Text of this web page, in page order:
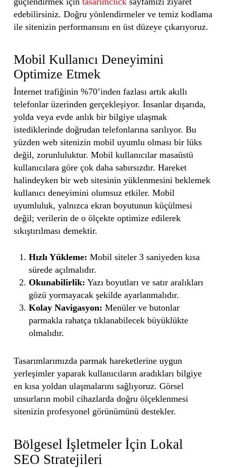
edebilirsiniz. Doğru yönlendirmeler ve temiz kodlama
ile sitenizin performansını en üst düzeye çıkarıyoruz.
Mobil Kullanıcı Deneyimini
Optimize Etmek
İnternet trafiğinin %70’inden fazlası artık akıllı
telefonlar üzerinden gerçekleşiyor. İnsanlar dışarıda,
yolda veya evde anlık bir bilgiye ulaşmak
istediklerinde doğrudan telefonlarına sarılıyor. Bu
yüzden web sitenizin mobil uyumlu olması bir lüks
değil, zorunluluktur. Mobil kullanıcılar masaüstü
kullanıcılara göre çok daha sabırsızdır. Hareket
halindeyken bir web sitesinin yüklenmesini beklemek
kullanıcı deneyimini olumsuz etkiler. Mobil
uyumluluk, yalnızca ekran boyutunun küçülmesi
değil; verilerin de o ölçekte optimize edilerek
sıkıştırılması demektir.
Hızlı Yükleme: Mobil siteler 3 saniyeden kısa
sürede açılmalıdır.
Okunabilirlik: Yazı boyutları ve satır aralıkları
gözü yormayacak şekilde ayarlanmalıdır.
Kolay Navigasyon: Menüler ve butonlar
parmakla rahatça tıklanabilecek büyüklükte
olmalıdır.
Tasarımlarımızda parmak hareketlerine uygun
yerleşimler yaparak kullanıcıların aradıkları bilgiye
en kısa yoldan ulaşmalarını sağlıyoruz. Görsel
unsurların mobil cihazlarda doğru ölçeklenmesi
sitenizin profesyonel görünümünü destekler.
Bölgesel İşletmeler İçin Lokal
SEO Stratejileri